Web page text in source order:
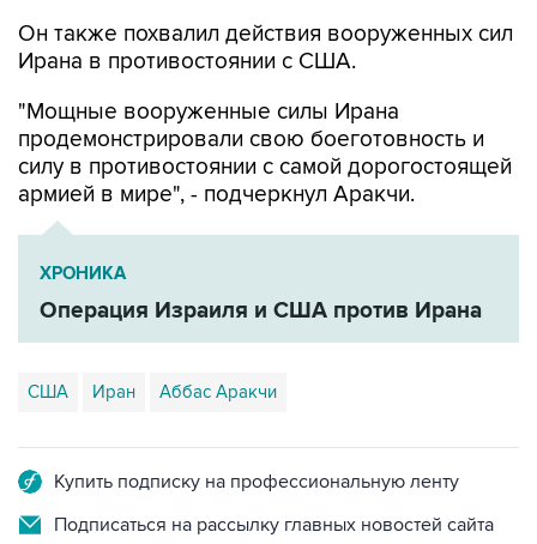
Он также похвалил действия вооруженных сил
Ирана в противостоянии с США.
"Мощные вооруженные силы Ирана
продемонстрировали свою боеготовность и
силу в противостоянии с самой дорогостоящей
армией в мире", - подчеркнул Аракчи.
ХРОНИКА
Операция Израиля и США против Ирана
США Иран Аббас Аракчи
Купить подписку на профессиональную ленту
Подписаться на рассылку главных новостей сайта